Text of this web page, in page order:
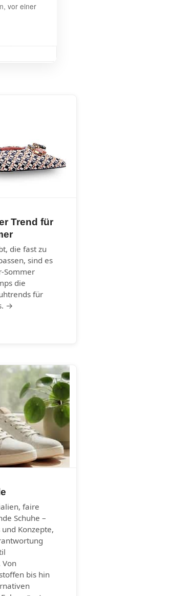
vor einer
Trend für
die fast zu
sind es
Sommer
die
für
→
faire
Schuhe –
Konzepte,
Von
bis hin